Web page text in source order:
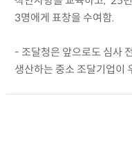
3명에게 표창을 수여함.
- 조달청은 앞으로도 심사
생산하는 중소 조달기업이